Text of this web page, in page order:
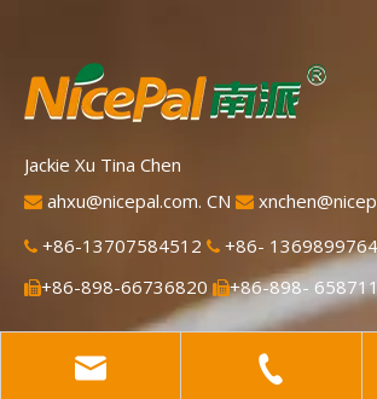
Jackie Xu Tina Chen
 ahxu@nicepal.com. CN 
 +86-13707584512  +86-
+86-898-66736820 +86-898-
Daisy Xu